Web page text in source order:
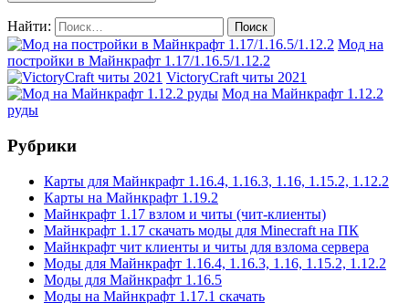
Найти:
Мод на
постройки в Майнкрафт 1.17/1.16.5/1.12.2
VictoryCraft читы 2021
Мод на Майнкрафт 1.12.2
руды
Рубрики
Карты для Майнкрафт 1.16.4, 1.16.3, 1.16, 1.15.2, 1.12.2
Карты на Майнкрафт 1.19.2
Майнкрафт 1.17 взлом и читы (чит-клиенты)
Майнкрафт 1.17 скачать моды для Minecraft на ПК
Майнкрафт чит клиенты и читы для взлома сервера
Моды для Майнкрафт 1.16.4, 1.16.3, 1.16, 1.15.2, 1.12.2
Моды для Майнкрафт 1.16.5
Моды на Майнкрафт 1.17.1 скачать